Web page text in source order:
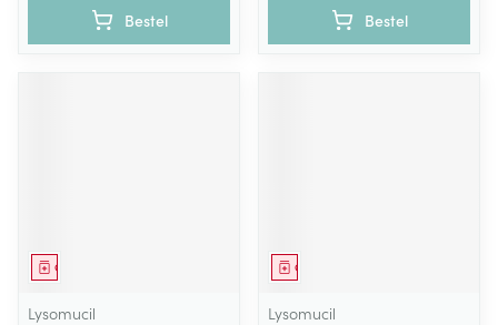
Bestel Bestel
Geneesmiddel
Lysomucil
Geneesmiddel
Lysomucil